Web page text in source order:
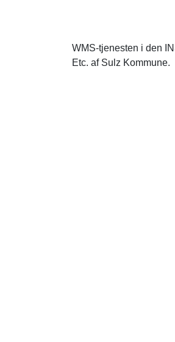
WMS-tjenesten i den
Etc. af Sulz Kommune.